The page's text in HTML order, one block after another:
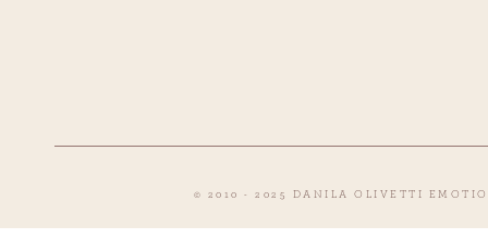
© 2010 - 2025 DANILA OLIVETTI